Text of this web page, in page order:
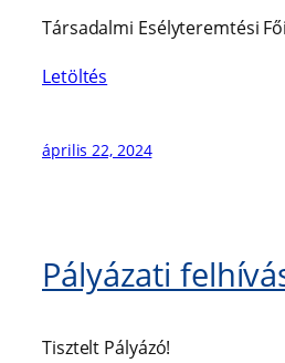
Társadalmi Esélyteremtési
Letöltés
április 22, 2024
Pályázati
Tisztelt Pályázó!